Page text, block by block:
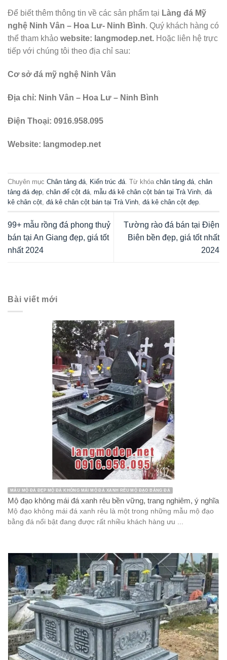
Để biết thêm thông tin về các sản phẩm tại Làng đá Mỹ
nghệ Ninh Vân – Hoa Lư- Ninh Bình. Quý khách hàng có
thể tham khảo website: langmodep.net. Hoặc liên hệ trực
tiếp với chúng tôi theo địa chỉ sau:
Cơ sở đá mỹ nghệ Ninh Vân
Địa chỉ: Ninh Vân – Hoa Lư – Ninh Bình
Điện Thoại: 0916.958.095
Website: langmodep.net
Chuyên mục Chân tảng đá Kiến trúc đá . Từ khóa chân tảng đá chân
tảng đá đẹp chân đế cột đá mẫu đá kê chân cột bán tại Trà Vinh đá
kê chân cột đá kê chân cột bán tại Trà Vinh đá kê chân cột đẹp
99+ mẫu rồng đá phong thuỷ
bán tại An Giang đẹp, giá tốt
nhất 2024
Tường rào đá bán tại Điện
Biên bền đẹp, giá tốt nhất
2024
Bài viết mới
MẪU MỘ ĐÁ ĐẸP MỘ ĐÁ KHÔNG MÁI MỘ ĐÁ XANH RÊU MỘ ĐẠO BẰNG ĐÁ
Mộ đạo không mái đá xanh rêu bền vững, trang nghiêm, ý nghĩa
Mộ đạo không mái đá xanh rêu là một trong những mẫu mộ đạo
bằng đá nổi bật đang được rất nhiều khách hàng ưu ...